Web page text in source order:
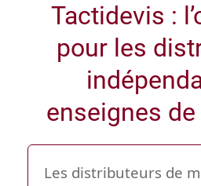
Tactidevis :
pour les
enseignes
Les distributeurs de